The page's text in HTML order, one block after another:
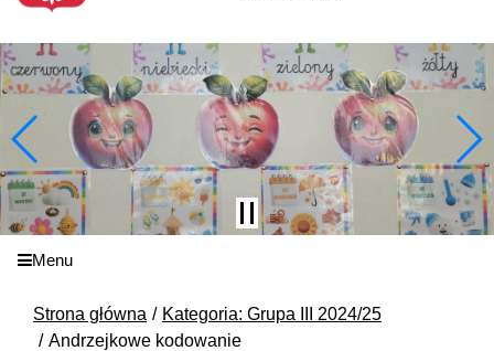
Menu
Strona główna
Kategoria: Grupa III 2024/25
Andrzejkowe kodowanie